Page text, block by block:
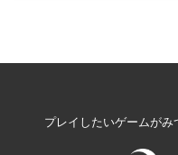
プレイしたいゲームがみ